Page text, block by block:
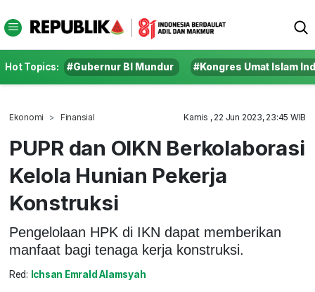
Hot Topics: #Gubernur BI Mundur #Kongres Umat Islam
Ekonomi Finansial Kamis , 22 Jun 2023, 23:45 WIB
PUPR dan OIKN Berkolaborasi
Kelola Hunian Pekerja
Konstruksi
Pengelolaan HPK di IKN dapat memberikan
manfaat bagi tenaga kerja konstruksi.
Red: Ichsan Emrald Alamsyah